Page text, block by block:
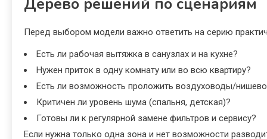
Дерево решений по сценариям
Перед выбором модели важно ответить на серию
Есть ли рабочая вытяжка в санузлах и на кухне?
Нужен приток в одну комнату или во всю квартиру?
Есть ли возможность проложить воздуховоды/
Критичен ли уровень шума (спальня, детская)?
Готовы ли к регулярной замене фильтров и сервису?
Если нужна только одна зона и нет возможности